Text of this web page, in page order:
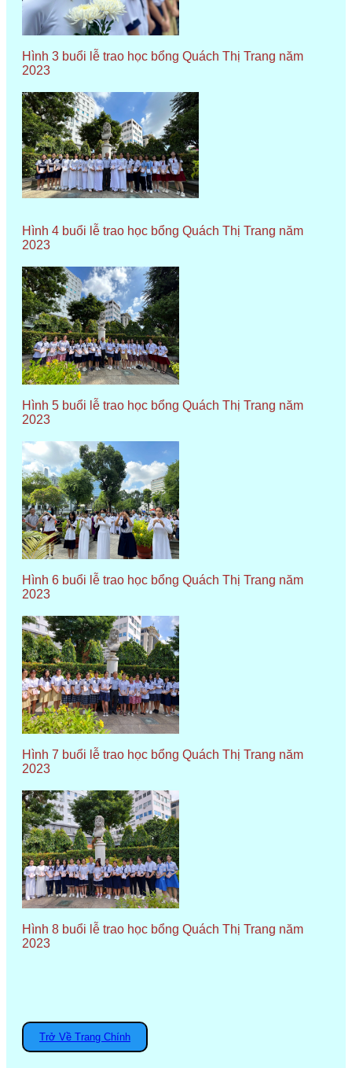
Hình 3 buổi lễ trao học bổng Quách Thị Trang năm
2023
Hình 4 buổi lễ trao học bổng Quách Thị Trang năm
2023
Hình 5 buổi lễ trao học bổng Quách Thị Trang năm
2023
Hình 6 buổi lễ trao học bổng Quách Thị Trang năm
2023
Hình 7 buổi lễ trao học bổng Quách Thị Trang năm
2023
Hình 8 buổi lễ trao học bổng Quách Thị Trang năm
2023
Trở Về Trang Chính